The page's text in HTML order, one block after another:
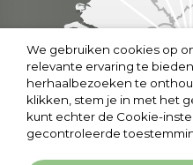
We gebruiken cookies op
relevante ervaring te
herhaalbezoeken te
klikken, stem je in met het
kunt echter de Cookie-
gecontroleerde